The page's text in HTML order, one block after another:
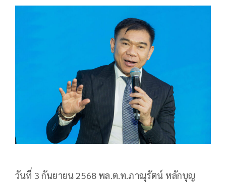
วันที่ 3 กันยายน 2568 พล.ต.ท.ภาณุรัตน์ หลักบุญ